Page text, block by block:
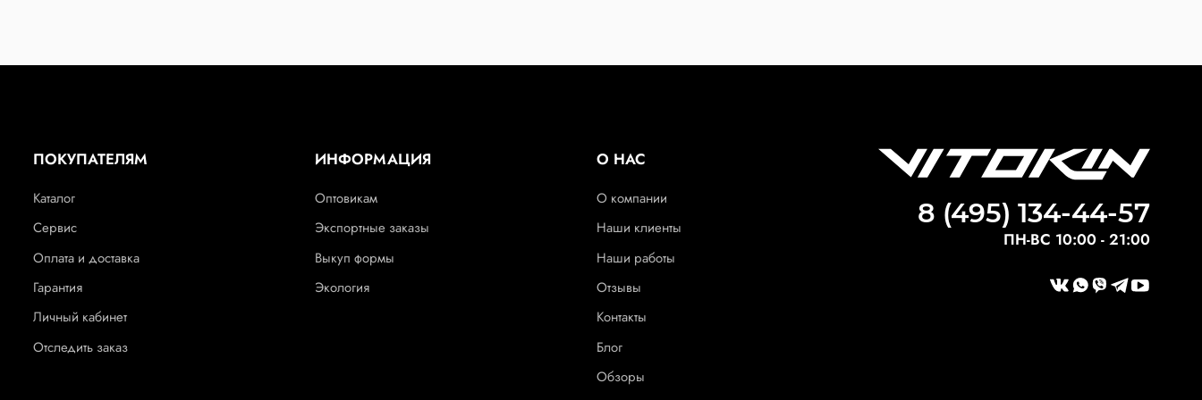
ПОКУПАТЕЛЯМ
Каталог
Сервис
Оплата и доставка
Гарантия
Личный кабинет
Отследить заказ
ИНФОРМАЦИЯ
Оптовикам
Экспортные заказы
Выкуп формы
Экология
О НАС
О компании
Наши клиенты
Наши работы
Отзывы
Контакты
Блог
Обзоры
8 (495) 134-44-57
ПН-ВС 10:00 - 21:00